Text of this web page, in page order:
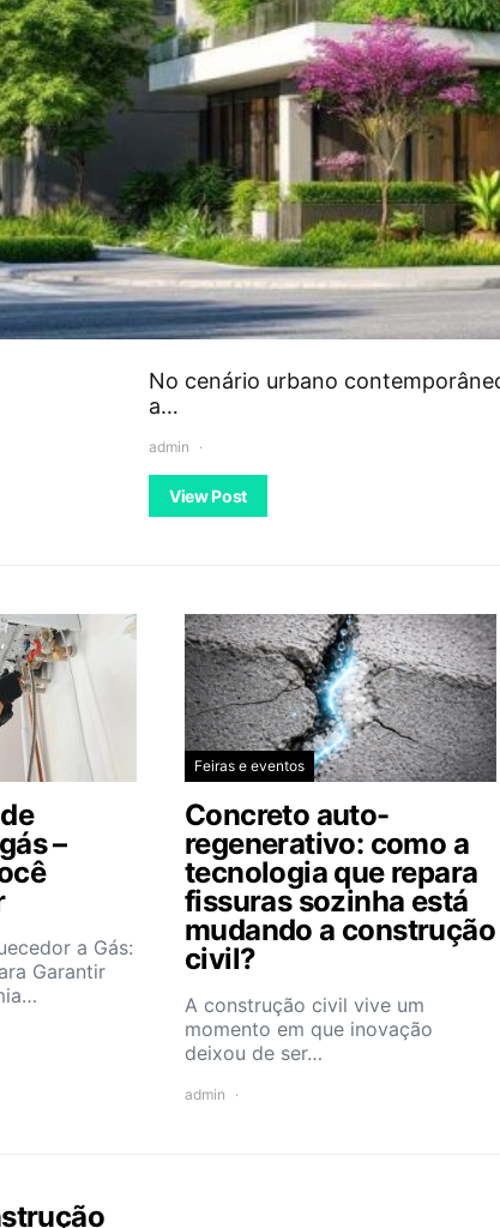
No cenário urbano
a…
admin
View Post
–
a Gás:
Garantir
Feiras e eventos
Concreto auto-
regenerativo: como a
tecnologia que repara
fissuras sozinha está
mudando a construção
civil?
A construção civil vive um
momento em que inovação
deixou de ser…
admin